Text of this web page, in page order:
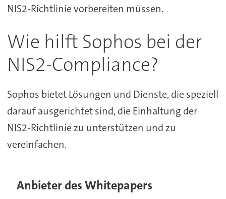
NIS2-Richtlinie vorbereiten müssen.
Wie hilft Sophos bei der
NIS2-Compliance?
Sophos bietet Lösungen und Dienste, die speziell
darauf ausgerichtet sind, die Einhaltung der
NIS2-Richtlinie zu unterstützen und zu
vereinfachen.
Anbieter des Whitepapers